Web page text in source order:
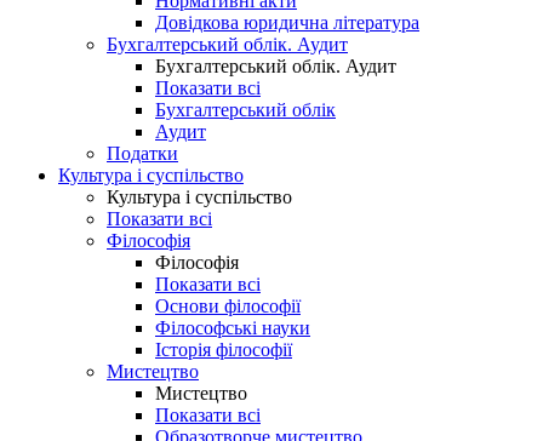
Довідкова юридична література
Бухгалтерський облік. Аудит
Бухгалтерський облік. Аудит
Показати всі
Бухгалтерський облік
Аудит
Податки
Культура і суспільство
Культура і суспільство
Показати всі
Філософія
Філософія
Показати всі
Основи філософії
Філософські науки
Історія філософії
Мистецтво
Мистецтво
Показати всі
Образотворче мистецтво